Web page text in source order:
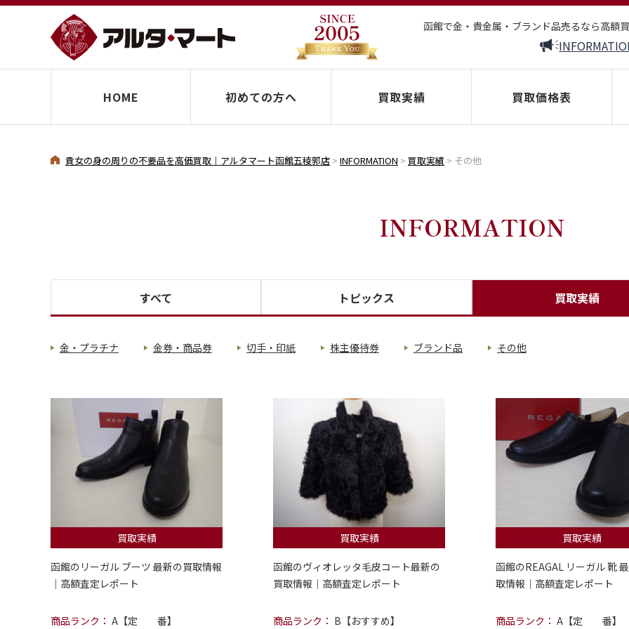
函館で金・貴金属・ブランド品売るなら高額
HOME 初めての方へ 買取実績 買取価格表
貴女の身の周りの不要品を高価買取｜アルタマート函館五稜郭店 > INFORMATION > 買取実績 > その他
INFORMATION
すべて トピックス 買取実績
金・プラチナ 金券・商品券 切手・印紙 株主優待券 ブランド品 その他
買取実績
函館のリーガル ブーツ 最新の買取情報
｜高額査定レポート
商品ランク： A【定 番】
買取実績
函館のヴィオレッタ毛皮コート最新の
買取情報｜高額査定レポート
商品ランク： B【おすすめ】
買取実績
函館のREAGAL リーガル 靴
取情報｜高額査定レポート
商品ランク： A【定 番】